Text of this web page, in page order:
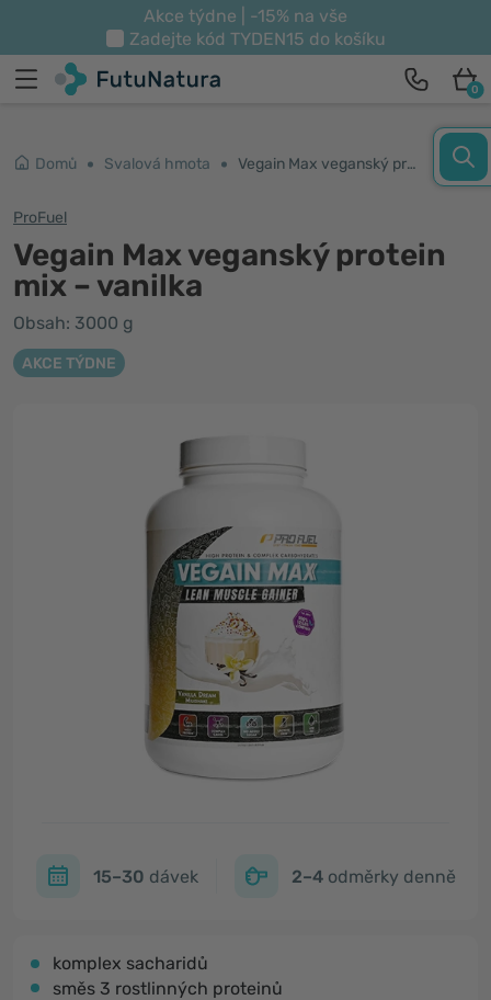
Akce týdne | -15% na vše
Zadejte kód TYDEN15 do košíku
0
Domů Svalová hmota Vegain Max veganský protein mix – vanilka
ProFuel
Vegain Max veganský protein
mix – vanilka
Obsah: 3000 g
AKCE TÝDNE
15–30 dávek 2–4odměrky denně
komplex sacharidů
směs 3 rostlinných proteinů